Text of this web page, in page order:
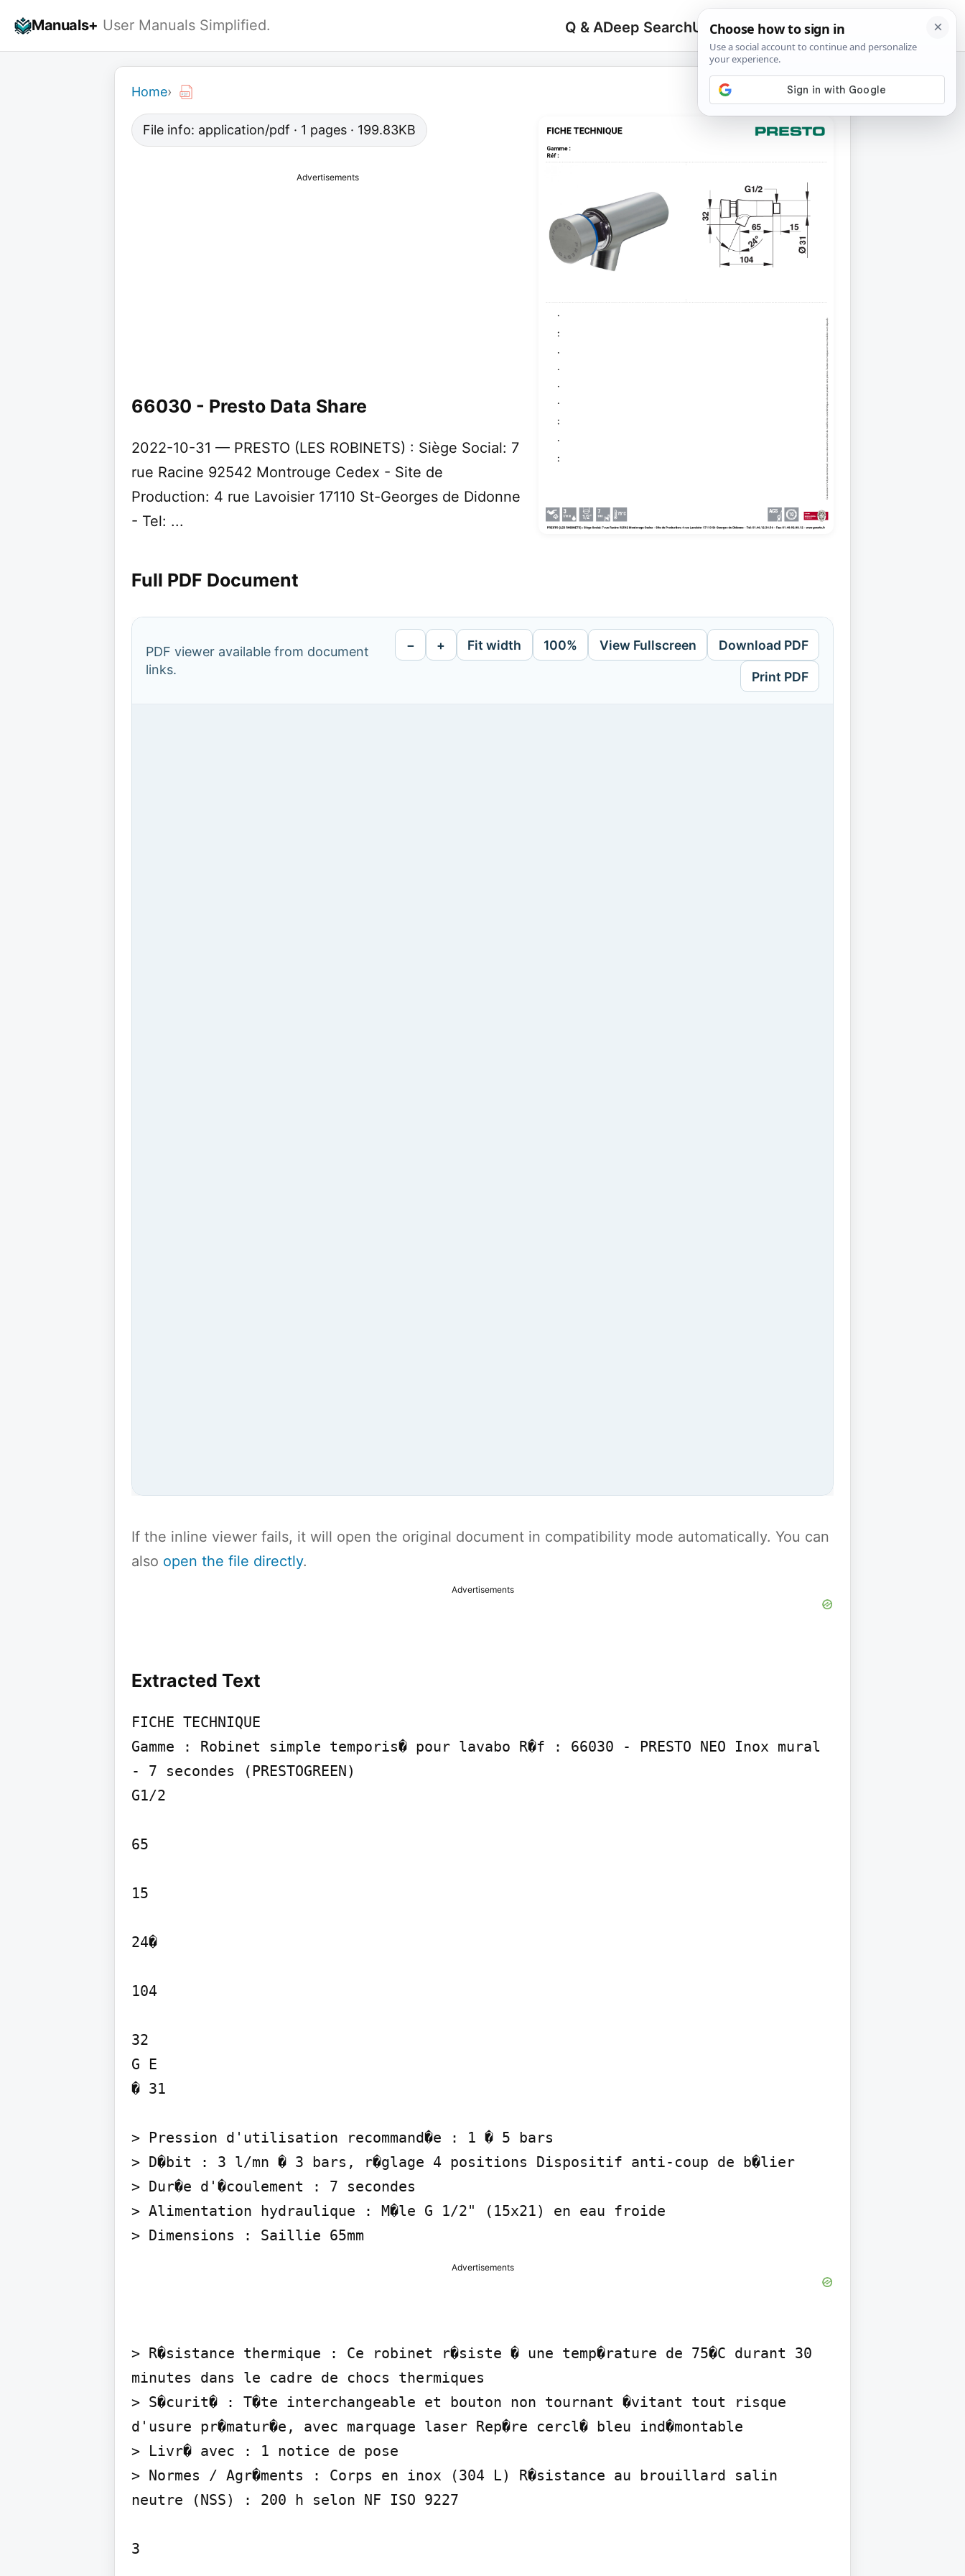
Manuals+ User Manuals Simplified. Q & ADeep SearchUpload
Search
for:
🔍
Home›
File info: application/pdf · 1 pages · 199.83KB
Advertisements
66030 - Presto Data Share
2022-10-31 — PRESTO (LES ROBINETS) : Siège Social: 7
rue Racine 92542 Montrouge Cedex - Site de
Production: 4 rue Lavoisier 17110 St-Georges de Didonne
- Tel: ...
Full PDF Document
PDF viewer available from document
links.
− + Fit width 100% View Fullscreen Download PDF
Print PDF
If the inline viewer fails, it will open the original document in compatibility mode automatically. You can
also open the file directly.
Advertisements
Extracted Text
FICHE TECHNIQUE
Gamme : Robinet simple temporis� pour lavabo R�f : 66030 - PRESTO NEO Inox mural
- 7 secondes (PRESTOGREEN)
G1/2
65
15
24�
104
32
G E
� 31
> Pression d'utilisation recommand�e : 1 � 5 bars
> D�bit : 3 l/mn � 3 bars, r�glage 4 positions Dispositif anti-coup de b�lier
> Dur�e d'�coulement : 7 secondes
> Alimentation hydraulique : M�le G 1/2" (15x21) en eau froide
> Dimensions : Saillie 65mm
Advertisements
> R�sistance thermique : Ce robinet r�siste � une temp�rature de 75�C durant 30
minutes dans le cadre de chocs thermiques
> S�curit� : T�te interchangeable et bouton non tournant �vitant tout risque
d'usure pr�matur�e, avec marquage laser Rep�re cercl� bleu ind�montable
> Livr� avec : 1 notice de pose
> Normes / Agr�ments : Corps en inox (304 L) R�sistance au brouillard salin
neutre (NSS) : 200 h selon NF ISO 9227
3